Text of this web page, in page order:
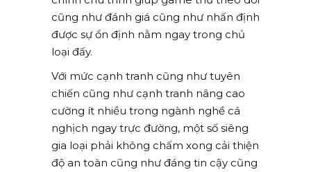
cũng như đánh giá cũng như nhấn định
được sự ổn định nằm ngay trong chủ
loại đấy.
Với mức cạnh tranh cũng như tuyên
chiến cũng như cạnh tranh nâng cao
cường ít nhiều trong ngành nghề cá
nghịch ngay trực đường, một số siêng
gia loại phải không chấm xong cải thiện
độ an toàn cũng như đáng tin cậy cũng